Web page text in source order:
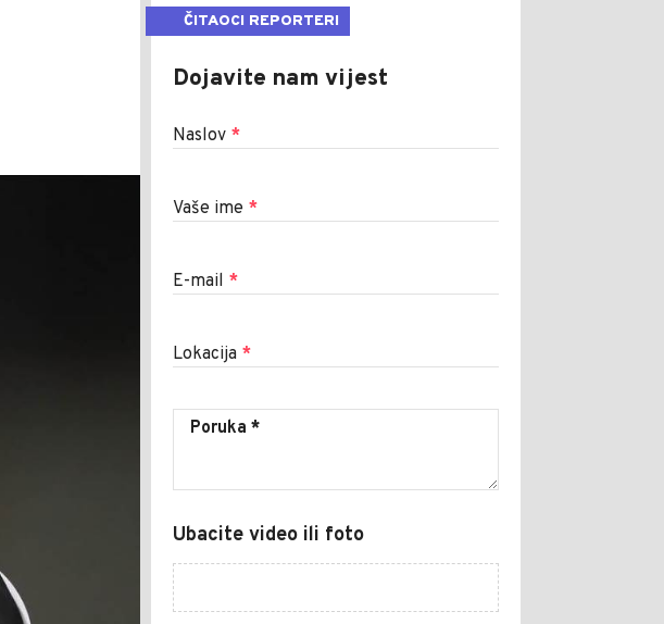
ČITAOCI REPORTERI
Dojavite nam vijest
Naslov *
Vaše ime *
E-mail *
Lokacija *
Ubacite video ili foto